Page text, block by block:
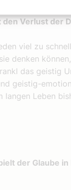
Verlust der
viel zu
denken
das geistig
geistig-
langen Leben
der Glaube in